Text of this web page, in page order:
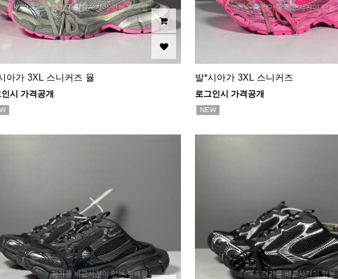
아가 3XL 스니커즈 뮬
시 가격공개
발*시아가 3XL 스니커즈
로그인시 가격공개
NEW